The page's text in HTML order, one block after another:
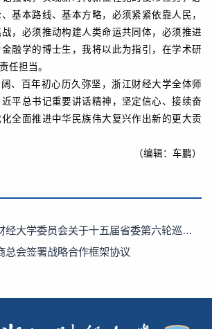
基本路线、基本方略，必须紧紧依靠人民，
，必须推动构建人类命运共同体，必须推进
融学的博士生，我将以此为指引，在学术研
任担当。
、百年初心历久弥坚，浙江财经大学全体师
平总书记重要讲话精神，坚定信心、接续奋
全面推进中华民族伟大复兴作出新的更大贡
（编辑：车鹏）
学委员会关于十五届省委第六轮巡视整改情况的通报
总会签署战略合作框架协议